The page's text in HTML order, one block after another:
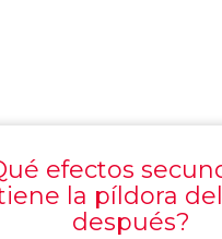
efectos
la píldora
después?